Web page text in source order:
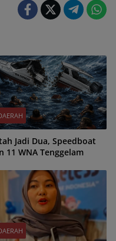
Jadi Dua, Speedboat
11 WNA Tenggelam